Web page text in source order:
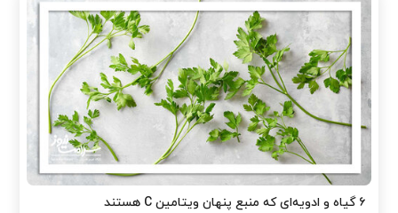
۶ گیاه و ادویه‌ای که منبع پنهان ویتامین C هستند